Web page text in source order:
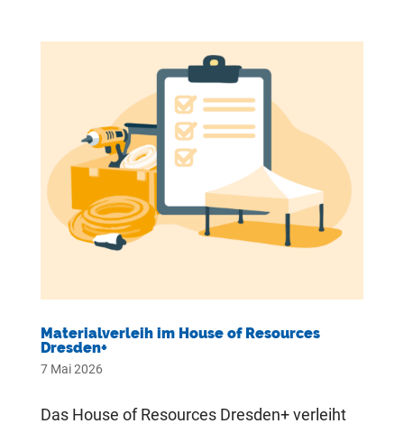
Materialverleih im House of Resources
Dresden+
7 Mai 2026
Das House of Resources Dresden+ verleiht